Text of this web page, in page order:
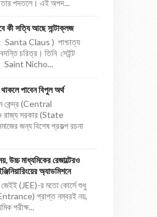
পদতলে। এই অপদ...
কী সত্যি আছে সান্টাক্লজ
: Santa Claus ) পাশ্চাত্য
চরিত্র। তিনি সেইন্ট
: Saint Nicho...
পাবেন বিপুল অর্থ
কেন্দ্র (Central
সরকার (State
জন্য বিশেষ প্রকল্প রচনা
উচ্চ মাধ্যমিকের রেজাল্টেরও
অ্যাডমিশনে
(JEE)-র মতো কোর্সে শুধু
(Entrance) প্রাপ্ত নম্বরই নয়,
পরীক্ষ...